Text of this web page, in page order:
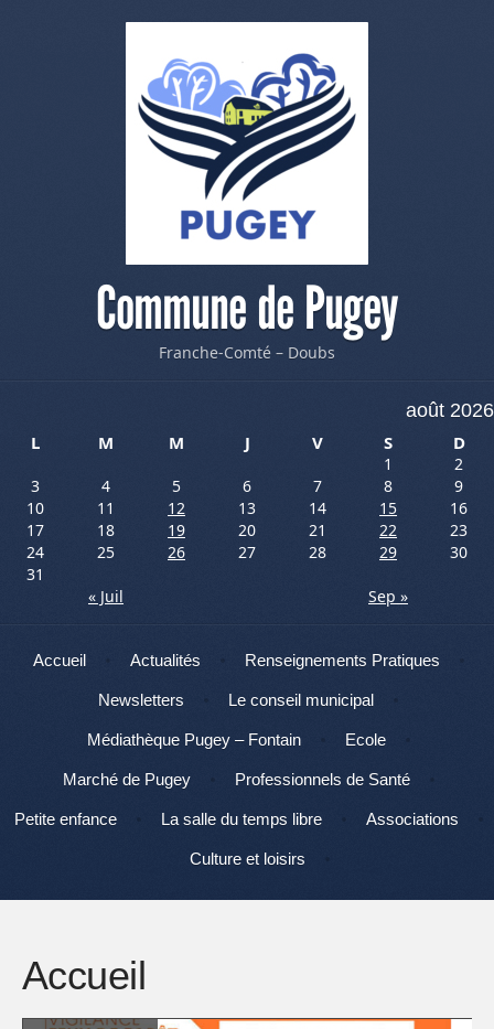
Commune de Pugey
Franche-Comté – Doubs
août 2026
L
M M J V S D
1
2
3
4 5 6 7 8
9
10
11 12 13 14 15
16
17
18 19 20 21 22
23
24
25 26 27 28 29
30
31
« Juil
Sep »
Menu
Aller au contenu
Accueil Actualités Renseignements Pratiques
Newsletters Le conseil municipal
Médiathèque Pugey – Fontain Ecole
Marché de Pugey Professionnels de Santé
Petite enfance La salle du temps libre Associations
Culture et loisirs
Accueil